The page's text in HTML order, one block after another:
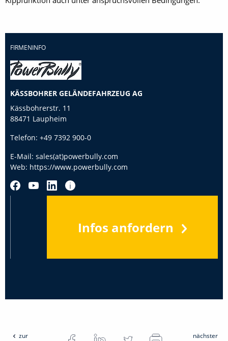
FIRMENINFO
KÄSSBOHRER GELÄNDEFAHRZEUG AG
Kässbohrerstr. 11
88471 Laupheim
Telefon: +49 7392 900-0
E-Mail: sales(at)powerbully.com
Web: https://www.powerbully.com
Infos anfordern
zur
nächster